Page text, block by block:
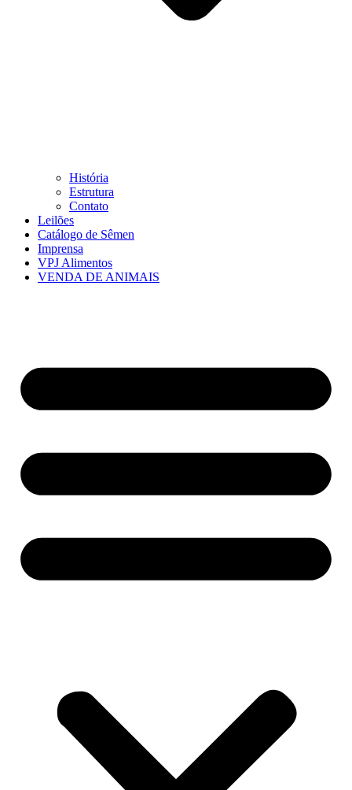
História
Estrutura
Contato
Leilões
Catálogo de Sêmen
Imprensa
VPJ Alimentos
VENDA DE ANIMAIS